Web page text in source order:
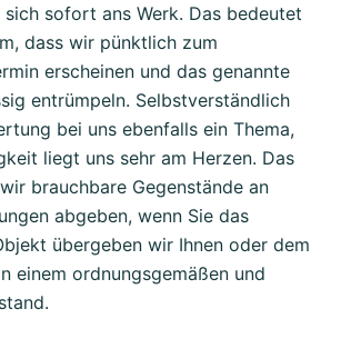
sich sofort ans Werk. Das bedeutet
dass wir pünktlich zum
erscheinen und das genannte
entrümpeln. Selbstverständlich
bei uns ebenfalls ein Thema,
liegt uns sehr am Herzen. Das
brauchbare Gegenstände an
abgeben, wenn Sie das
übergeben wir Ihnen oder dem
einem ordnungsgemäßen und